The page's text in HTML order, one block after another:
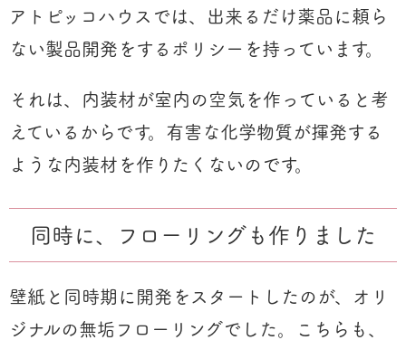
アトピッコハウスでは、出来るだけ薬品に頼ら
ない製品開発をするポリシーを持っています。
それは、内装材が室内の空気を作っていると考
えているからです。有害な化学物質が揮発する
ような内装材を作りたくないのです。
同時に、フローリングも作りました
壁紙と同時期に開発をスタートしたのが、オリ
ジナルの無垢フローリングでした。こちらも、